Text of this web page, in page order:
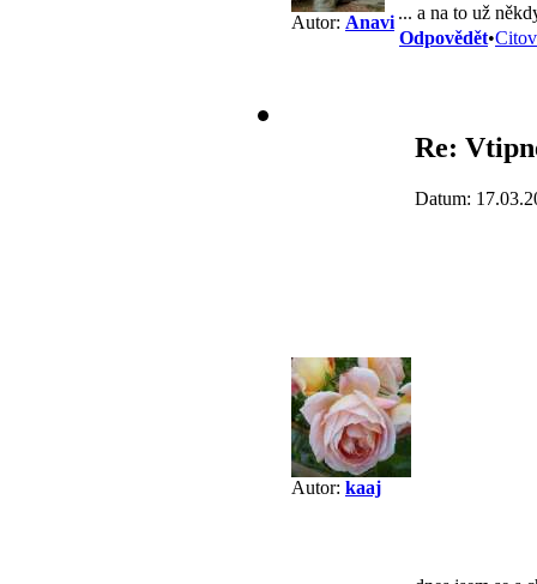
Autor: Anavi ... a na to už
Odpovědět•
Autor: kaaj
Re:
Datum: